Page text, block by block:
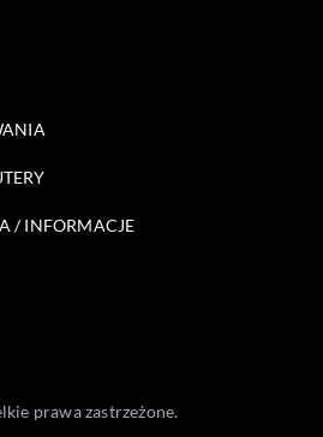
/ INFORMACJE
prawa zastrzeżone.